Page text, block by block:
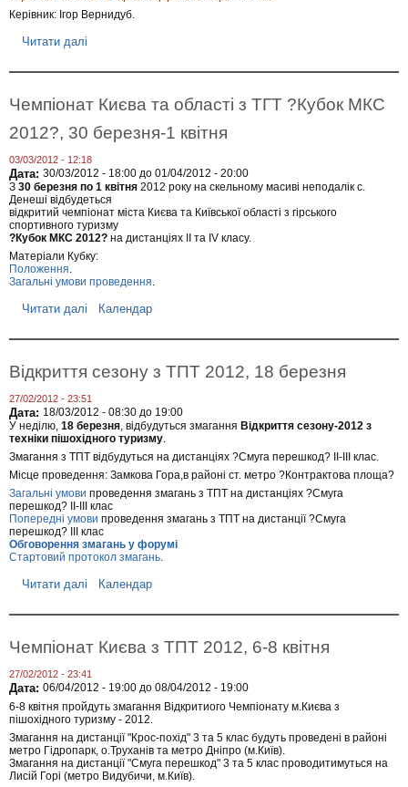
у
ю
Керівник: Ігор Вернидуб.
Читати далі
о
ш
х
д
н
и
й
в
е
н
н
о
К
а
р
п
а
а
м
и
Чемпіонат Києва та області з ТГТ ?Кубок МКС
2012?, 30 березня-1 квітня
03/03/2012 - 12:18
Дата: 30/03/2012 - 18:00 до 01/04/2012 - 20:00
З 30 березня по 1 квітня 2012 року на скельному масиві неподалік с.
Денеші відбудеться
відкритий чемпіонат міста Києва та Київської області з гірського
спортивного туризму
?Кубок МКС 2012? на дистанціях ІІ та ІV класу.
Матеріали Кубку:
Положення
Загальні умови проведення
Читати далі
о
м
і
о
н
а
т
К
є
в
а
т
а
і
Т
Г
Т
?
К
у
б
о
Календар
Відкриття сезону з ТПТ 2012, 18 березня
27/02/2012 - 23:51
Дата: 18/03/2012 - 08:30 до 19:00
У неділю, 18 березня , відбудуться змагання Відкриття сезону-2012 з
техніки пішохідного туризму
Змагання з ТПТ відбудуться на дистанціях ?Смуга перешкод? ІІ-ІІІ клас.
Місце проведення: Замкова Гора,в районі ст. метро ?Контрактова площа?
Загальні умови проведення змагань з ТПТ на дистанціях ?Смуга
перешкод? ІІ-ІІІ клас
Попередні умови проведення змагань з ТПТ на дистанції ?Смуга
перешкод? ІІІ клас
Обговорення змагань у форумі
Стартовий протокол змагань
Читати далі
о
д
р
и
т
т
я
с
е
з
Календар
Чемпіонат Києва з ТПТ 2012, 6-8 квітня
27/02/2012 - 23:41
Дата: 06/04/2012 - 19:00 до 08/04/2012 - 19:00
6-8 квітня пройдуть змагання Відкритиого Чемпіонату м.Києва з
пішохідного туризму - 2012.
Змагання на дистанції "Крос-похід" 3 та 5 клас будуть проведені в районі
метро Гідропарк, о.Труханів та метро Дніпро (м.Київ).
Змагання на дистанції "Смуга перешкод" 3 та 5 клас проводитимуться на
Лисій Горі (метро Видубичи, м.Київ).